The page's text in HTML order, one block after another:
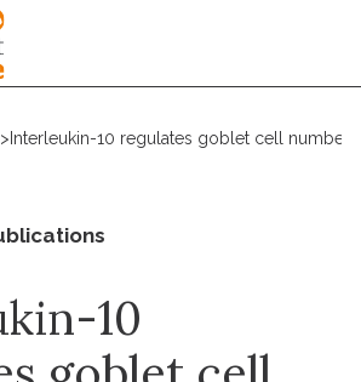
> Interleukin-10 regulates goblet cell
10